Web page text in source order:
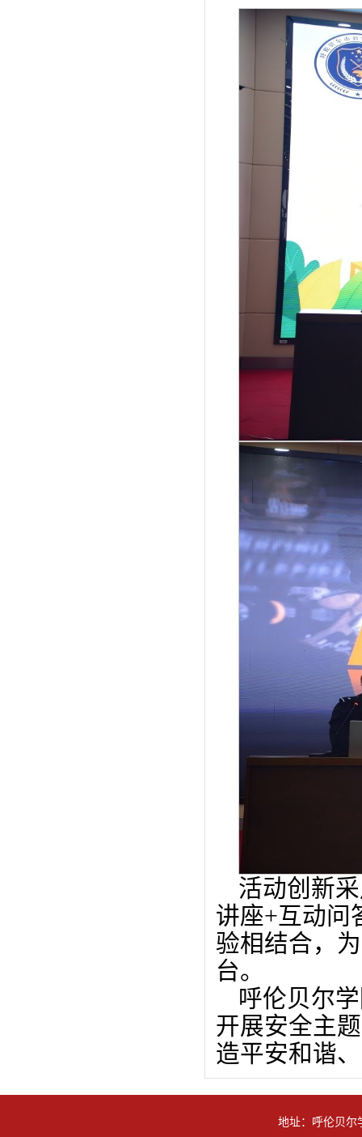
活动创新
讲座+互动问
验相结合，
台。
呼伦贝尔
开展安全主
造平安和谐
地址：呼伦贝尔